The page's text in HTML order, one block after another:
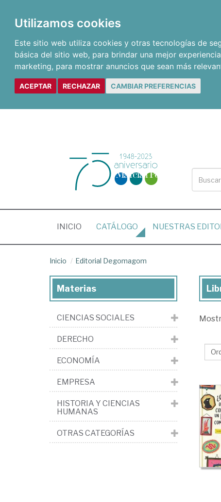
Utilizamos cookies
Este sitio web utiliza cookies y otras tecnologías de
básica del sitio web, para brindar una mejor
marketing, para mostrar anuncios que sean más
ACEPTAR RECHAZAR CAMBIAR PREFERENCIAS
INICIO (CURRENT)
CATÁLOGO NUESTRAS
Inicio Editorial Degomagom
la
Materias
CIENCIAS SOCIALES
DERECHO
ECONOMÍA
EMPRESA
HISTORIA Y CIENCIAS
HUMANAS
OTRAS CATEGORÍAS